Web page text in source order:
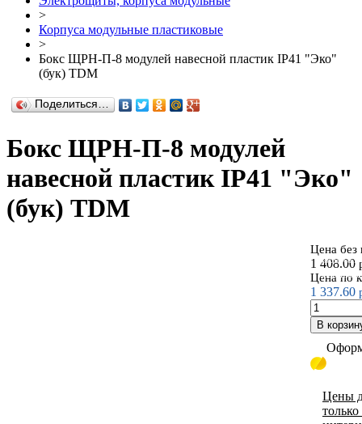
>
Корпуса модульные пластиковые
>
Бокс ЩРН-П-8 модулей навесной пластик IP41 "Эко"
(бук) TDM
Поделиться…
Бокс ЩРН-П-8 модулей
навесной пластик IP41 "Эко"
(бук) TDM
Цена без
1 408.00
Цена по
1 337.60
Корпуса
В
Цены